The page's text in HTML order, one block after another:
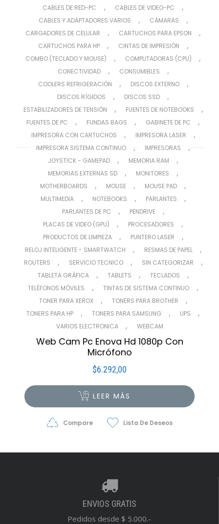
CABLES DE RED-PC , CABLES DE VIDEO-PC ,
CABLES Y ADAPTADORES VARIOS , CÁMARAS ,
CARGADORES DE CELULAR , CARTUCHOS PARA EPSON ,
CARTUCHOS PARA HP , CINTAS DE IMPRESIÓN ,
COMBO (TECLADO Y MOUSE) , COMPUTADORAS (CPU) ,
CONECTIVIDAD , CONSUMIBLES ,
COOLERS REFRIGERACIÓN , DISCOS EXTERNO ,
DISCOS RÍGIDOS , DISCOS SSD ,
ESTABILIZADORES DE TENSIÓN , FUENTES DE NOTEBOOKS ,
FUENTES DE PC , FUNDAS BAGS , GABINETE DE PC ,
IMPRESORA CON CARTUCHOS , IMPRESORA LASER ,
IMPRESORA SISTEMA CONTINUO , IMPRESORAS ,
JOYSTICK - GAMEPAD , MEMORIA RAM ,
MEMORIAS EXTERNAS SD , MONITORES ,
MOTHERBOARDS , MOUSE , MOUSE PAD ,
MULTIMEDIA , NOTEBOOKS , PARLANTES ,
PARLANTES DE PC , PENDRIVE ,
PLACAS DE VIDEO (GPU) , PROCESADORES ,
PRODUCTOS DE LIMPIEZA , PUNTERO LASER ,
RELOJ INTELIGENTE - SMARTWATCH , RESMAS DE PAPEL ,
ROUTERS , SERVICIO TECNICO , SIN CATEGORIZAR ,
TABLETA GRÁFICA , TABLETS , TECLADOS ,
TELÉFONOS MÓVILES , TINTAS DE SISTEMA CONTINUO ,
TONER PARA XEROX , TONERS PARA BROTHER ,
TONERS PARA HP , TONERS PARA SAMSUNG , UPS ,
VARIOS ELECTRONICA , WEBCAM
Web Cam Pc Enova Hd 1080p Con
Micrófono
$6.292,00
LEER MÁS
Compare Lista De Deseos
ENVIOS GRATIS
Pedidos desde $ 5.000.-